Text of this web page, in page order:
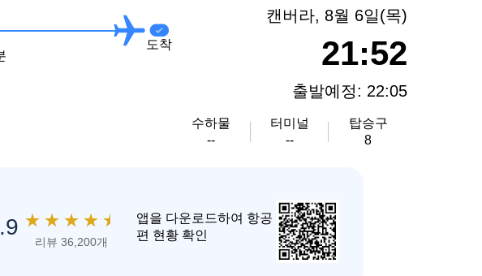
도착
캔버라, 8월 6일(목)
21:52
출발예정: 22:05
수하물
--
터미널
--
탑승구
8
★ ★ ★ ★ ★
리뷰 36,200개
앱을 다운로드하여 항공
편 현황 확인